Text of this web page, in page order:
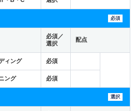
必須
必須／
選択
配点
ィング 必須
ング 必須
選択